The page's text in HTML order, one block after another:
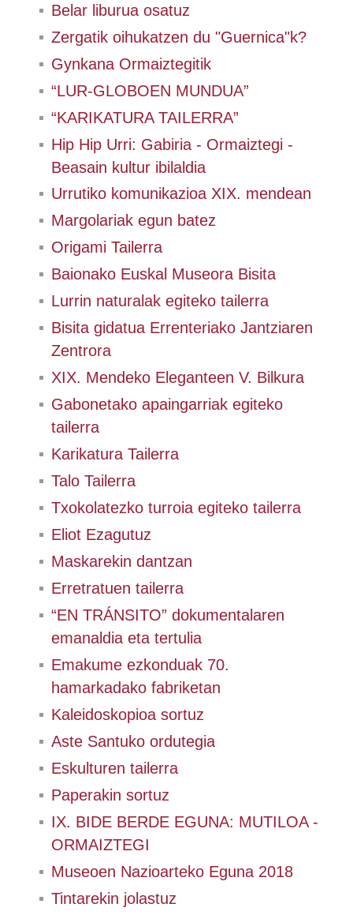
Belar liburua osatuz
Zergatik oihukatzen du "Guernica"k?
Gynkana Ormaiztegitik
“LUR-GLOBOEN MUNDUA”
“KARIKATURA TAILERRA”
Hip Hip Urri: Gabiria - Ormaiztegi -
Beasain kultur ibilaldia
Urrutiko komunikazioa XIX. mendean
Margolariak egun batez
Origami Tailerra
Baionako Euskal Museora Bisita
Lurrin naturalak egiteko tailerra
Bisita gidatua Errenteriako Jantziaren
Zentrora
XIX. Mendeko Eleganteen V. Bilkura
Gabonetako apaingarriak egiteko
tailerra
Karikatura Tailerra
Talo Tailerra
Txokolatezko turroia egiteko tailerra
Eliot Ezagutuz
Maskarekin dantzan
Erretratuen tailerra
“EN TRÁNSITO” dokumentalaren
emanaldia eta tertulia
Emakume ezkonduak 70.
hamarkadako fabriketan
Kaleidoskopioa sortuz
Aste Santuko ordutegia
Eskulturen tailerra
Paperakin sortuz
IX. BIDE BERDE EGUNA: MUTILOA -
ORMAIZTEGI
Museoen Nazioarteko Eguna 2018
Tintarekin jolastuz